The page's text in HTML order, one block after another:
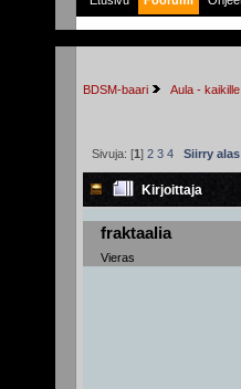
BDSM-baari Aula -
Sivuja: [1] 2 3 4 Siirry alas
Kirjoittaja
fraktaalia
Vieras